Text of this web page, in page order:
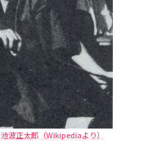
波正太郎（Wikipediaより）